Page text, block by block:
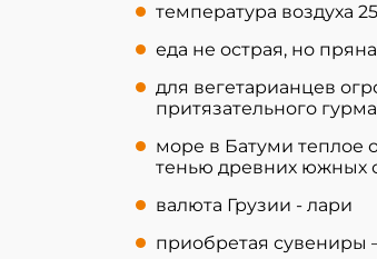
температура воздуха
еда не острая, но
для вегетарианцев
притязательного
море в Батуми теплое
тенью древних южных
валюта Грузии - лари
приобретая сувениры